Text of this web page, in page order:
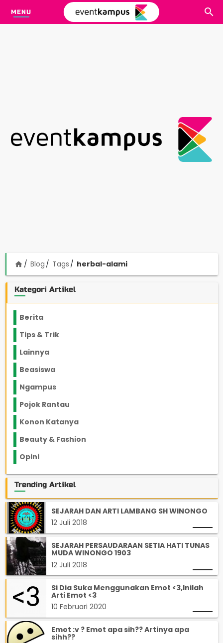
MENU
home Blog Tags herbal-alami
Kategori Artikel
Berita
Tips & Trik
Lainnya
Beasiswa
Ngampus
Pojok Rantau
Konon Katanya
Beauty & Fashion
Opini
Trending Artikel
SEJARAH DAN ARTI LAMBANG SH WINONGO
12 Juli 2018
SEJARAH PERSAUDARAAN SETIA HATI TUNAS
MUDA WINONGO 1903
12 Juli 2018
Si Dia Suka Menggunakan Emot <3,Inilah
Arti Emot <3
10 Februari 2020
Emot :v ? Emot apa sih?? Artinya apa
sihh??